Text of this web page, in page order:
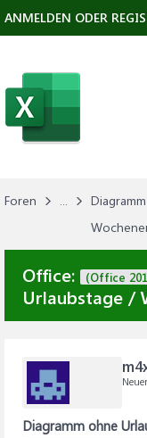
Foren ...
Office: (Office
Urlaubstage /
Diagramm ohne
ANMELDEN ODER